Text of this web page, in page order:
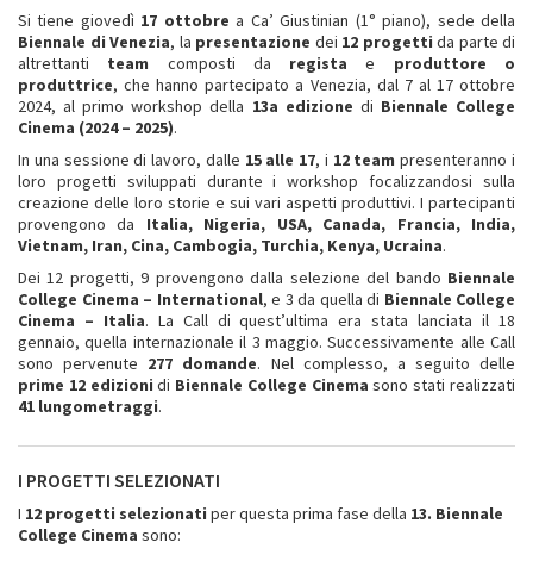
Si tiene giovedì 17 ottobre a Ca’ Giustinian (1° piano), sede della
Biennale di Venezia, la presentazione dei 12 progetti da parte di
altrettanti team composti da regista e produttore o
produttrice, che hanno partecipato a Venezia, dal 7 al 17 ottobre
2024, al primo workshop della 13a edizione di Biennale College
Cinema (2024 – 2025).
In una sessione di lavoro, dalle 15 alle 17, i 12 teampresenteranno i
loro progetti sviluppati durante i workshop focalizzandosi sulla
creazione delle loro storie e sui vari aspetti produttivi. I partecipanti
provengono da Italia, Nigeria, USA, Canada, Francia, India,
Vietnam, Iran, Cina, Cambogia, Turchia, Kenya, Ucraina.
Dei 12 progetti, 9 provengono dalla selezione del bando Biennale
College Cinema – International, e 3 da quella di Biennale College
Cinema – Italia. La Call di quest’ultima era stata lanciata il 18
gennaio, quella internazionale il 3 maggio. Successivamente alle Call
sono pervenute 277 domande. Nel complesso, a seguito delle
prime 12 edizioni di Biennale College Cinema sono stati realizzati
41 lungometraggi.
I PROGETTI SELEZIONATI
I 12 progetti selezionati per questa prima fase della 13. Biennale
College Cinema sono: